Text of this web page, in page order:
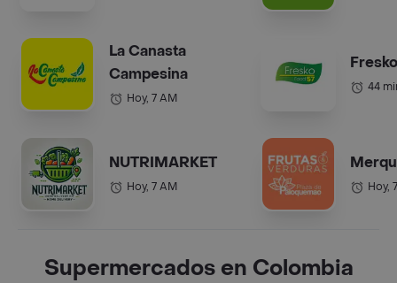
La Canasta
Campesina
Hoy, 7 AM
NUTRIMARKET
Hoy, 7 AM
44
Hoy,
Supermercados en Colombia